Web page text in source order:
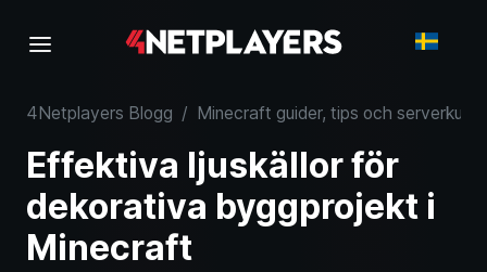
4Netplayers Blogg / Minecraft guider, tips och
Effektiva ljuskällor för
dekorativa byggprojekt i
Minecraft